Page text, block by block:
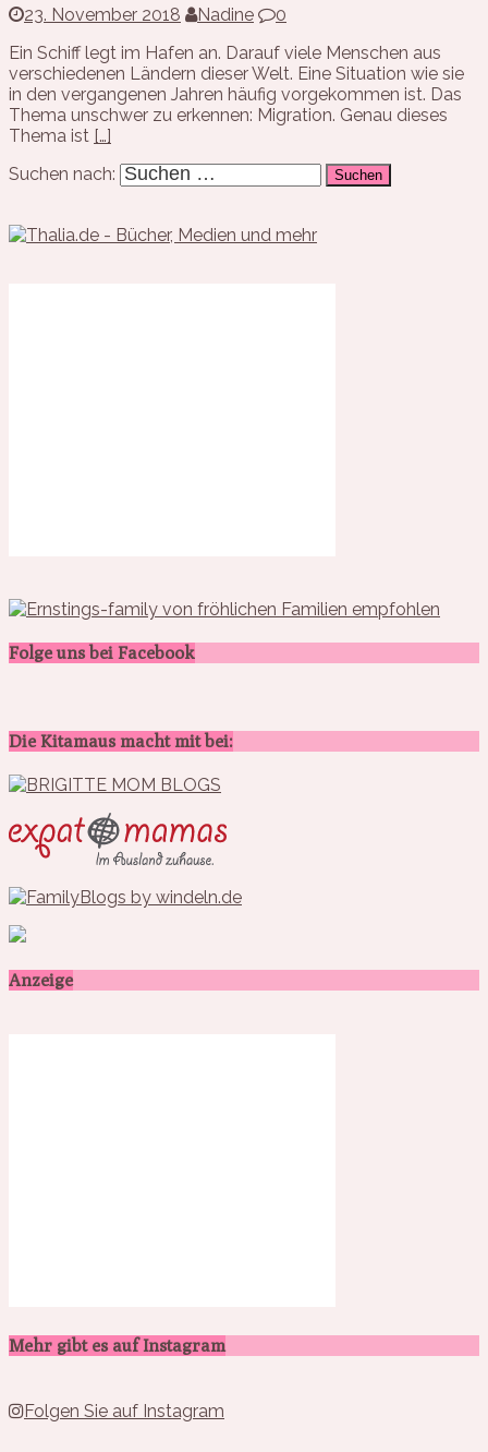
23. November 2018 Nadine
0
Ein Schiff legt im Hafen an. Darauf viele Menschen aus
verschiedenen Ländern dieser Welt. Eine Situation wie sie
in den vergangenen Jahren häufig vorgekommen ist. Das
Thema unschwer zu erkennen: Migration. Genau dieses
Thema ist […]
Suchen nach:
Folge uns bei Facebook
Die Kitamaus macht mit bei:
Anzeige
Mehr gibt es auf Instagram
Folgen Sie auf Instagram